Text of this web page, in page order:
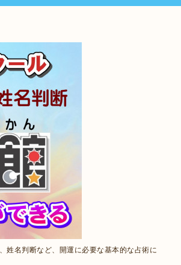
姓名判断など、開運に必要な基本的な占術に